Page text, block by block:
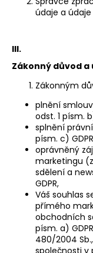
údaje a
III.
Zákonný důvod
Zákonným
plnění
odst. 1 písm.
splnění
písm. c)
oprávněný
marketingu
sdělení a
GDPR,
Váš souhlas
přímého
obchodních
písm. a)
480/2004
společnosti v